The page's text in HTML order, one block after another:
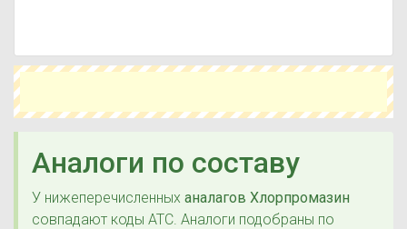
Аналоги по составу
У нижеперечисленных аналагов Хлорпромазин
совпадают коды ATC. Аналоги подобраны по